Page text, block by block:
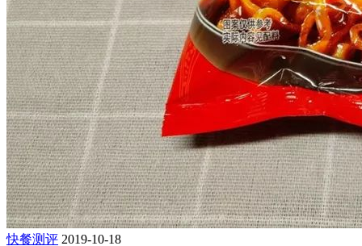
快餐测评 2019-10-18